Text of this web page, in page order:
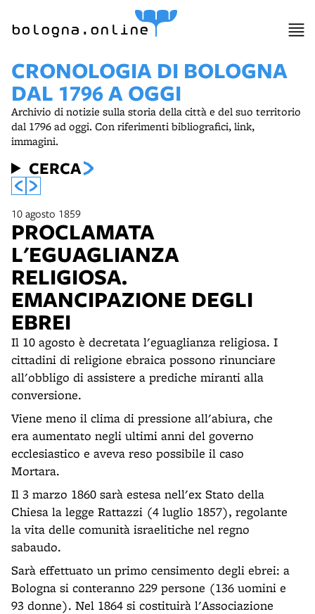
bologna.online
CRONOLOGIA DI BOLOGNA
DAL 1796 A OGGI
Archivio di notizie sulla storia della città e del suo territorio
dal 1796 ad oggi. Con riferimenti bibliografici, link,
immagini.
CERCA
10 agosto 1859
PROCLAMATA
L'EGUAGLIANZA
RELIGIOSA.
EMANCIPAZIONE DEGLI
EBREI
Il 10 agosto è decretata l'eguaglianza religiosa. I
cittadini di religione ebraica possono rinunciare
all'obbligo di assistere a prediche miranti alla
conversione.
Viene meno il clima di pressione all'abiura, che
era aumentato negli ultimi anni del governo
ecclesiastico e aveva reso possibile il caso
Mortara.
Il 3 marzo 1860 sarà estesa nell'ex Stato della
Chiesa la legge Rattazzi (4 luglio 1857), regolante
la vita delle comunità israelitiche nel regno
sabaudo.
Sarà effettuato un primo censimento degli ebrei: a
Bologna si conteranno 229 persone (136 uomini e
93 donne). Nel 1864 si costituirà l'Associazione